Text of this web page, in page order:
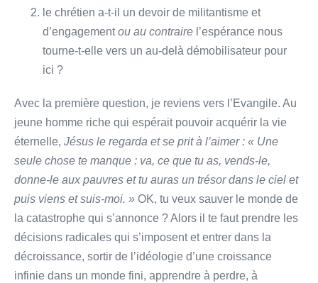
le chrétien a-t-il un devoir de militantisme et
d’engagementou au contraire l’espérance nous
tourne-t-elle vers un au-delà démobilisateur pour
ici ?
Avec la première question, je reviens vers l’Evangile. Au
jeune homme riche qui espérait pouvoir acquérir la vie
éternelle, Jésus le regarda et se prit à l’aimer : « Une
seule chose te manque : va, ce que tu as, vends-le,
donne-le aux pauvres et tu auras un trésor dans le ciel et
puis viens et suis-moi. » OK, tu veux sauver le monde de
la catastrophe qui s’annonce ? Alors il te faut prendre les
décisions radicales qui s’imposent et entrer dans la
décroissance, sortir de l’idéologie d’une croissance
infinie dans un monde fini, apprendre à perdre, à